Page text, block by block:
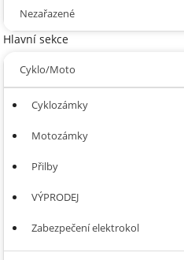
Nezařazené
Hlavní sekce
Cyklo/Moto
Cyklozámky
Motozámky
Přilby
VÝPRODEJ
Zabezpečení elektrokol